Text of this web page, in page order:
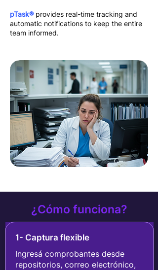
pTask®provides real-time tracking and
automatic notifications to keep the entire
team informed.
¿Cómo funciona?
1- Captura flexible
Ingresá comprobantes desde
repositorios, correo electrónico,